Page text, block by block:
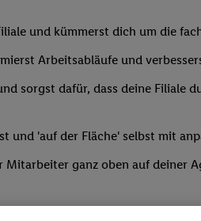
und kümmerst dich um die
Arbeitsabläufe und
sorgst dafür, dass deine
und 'auf der Fläche' selbst mit
ganz oben auf deiner